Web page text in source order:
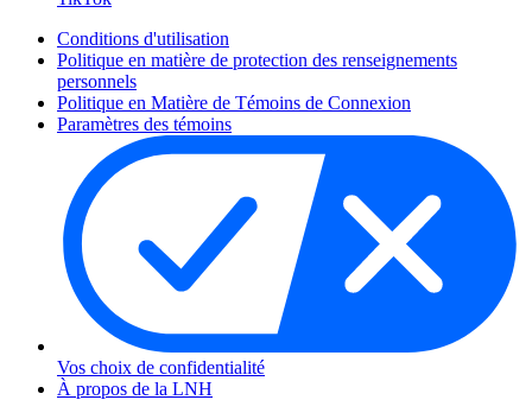
Conditions d'utilisation
Politique en matière de protection des renseignements
personnels
Politique en Matière de Témoins de Connexion
Paramètres des témoins
Vos choix de confidentialité
À propos de la LNH